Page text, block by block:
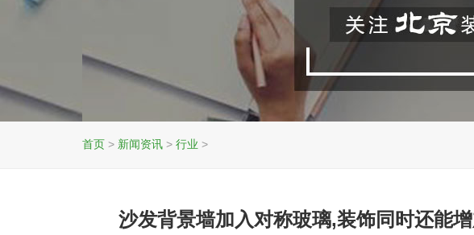
首页 > 新闻资讯 > 行业 >
沙发背景墙加入对称玻璃,装饰同时还能